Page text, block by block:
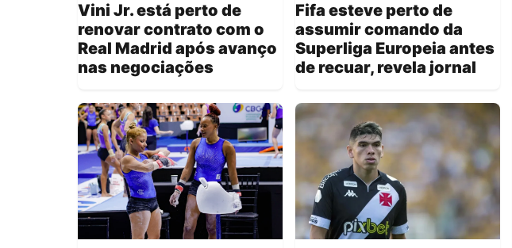
Vini Jr. está perto de
renovar contrato com o
Real Madrid após avanço
nas negociações
Fifa esteve perto de
assumir comando da
Superliga Europeia antes
de recuar, revela jornal